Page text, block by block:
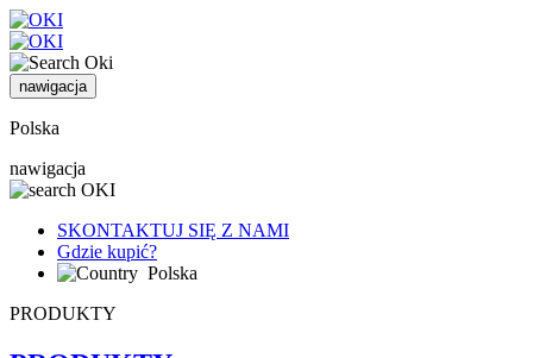
nawigacja
Polska
nawigacja
SKONTAKTUJ SIĘ Z NAMI
Gdzie kupić?
Polska
PRODUKTY